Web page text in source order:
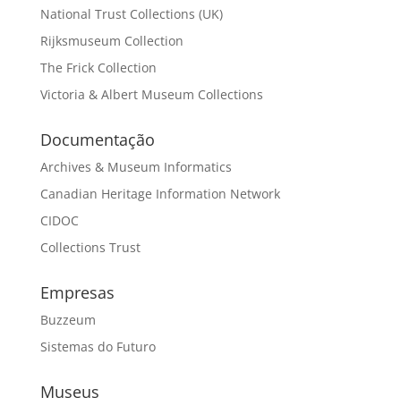
National Trust Collections (UK)
Rijksmuseum Collection
The Frick Collection
Victoria & Albert Museum Collections
Documentação
Archives & Museum Informatics
Canadian Heritage Information Network
CIDOC
Collections Trust
Empresas
Buzzeum
Sistemas do Futuro
Museus